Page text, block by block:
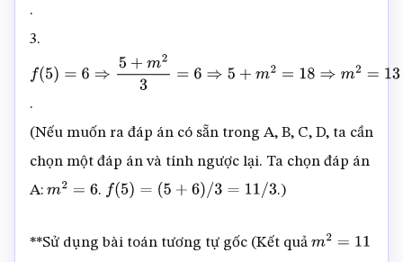
.
3.
f( 5)= 6⇒5 +m 6 m 2=18 ⇒ m =13
.
(Nếu muốn ra đáp án có sẵn trong A, B, C, D, ta cần
chọn một đáp án và tính ngược lại. Ta chọn đáp án
A: m2 =6 . f( 5)= +6) /3 =11 /3 .)
**Sử dụng bài toán tương tự gốc (Kết quả m2 =11